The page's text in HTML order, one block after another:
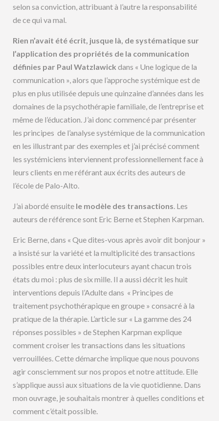
selon sa conviction, attribuant à l’autre la responsabilité
de ce qui va mal.
Rien n’avait été écrit, jusque là, de systématique sur
l’application des propriétés de la communication
définies par Paul Watzlawick dans « Une logique de la
communication », alors que l’approche systémique est de
plus en plus utilisée depuis une quinzaine d’années dans les
domaines de la psychothérapie familiale, de l’entreprise et
même de l’éducation. J’ai donc commencé par présenter
les principes de l’analyse systémique de la communication
en les illustrant par des exemples et j’ai précisé comment
les systémiciens interviennent professionnellement face à
leurs clients en me référant aux écrits des auteurs de
l’école de Palo-Alto.
J’ai abordé ensuite le modèle des transactions. Les
auteurs de référence sont Eric Berne et Stephen Karpman.
Eric Berne, dans « Que dites-vous après avoir dit bonjour »
a insisté sur la variété et la multiplicité des transactions
possibles entre deux interlocuteurs ayant chacun trois
états du moi : plus de six mille. Il a aussi décrit les huit
interventions depuis l’Adulte dans « Principes de
traitement psychothérapique en groupe » consacré à la
pratique de la thérapie. L’article sur « La gamme des 24
réponses possibles » de Stephen Karpman explique
comment croiser les transactions dans les situations
verrouillées. Cette démarche implique que nous pouvons
agir consciemment sur nos propos et notre attitude. Elle
s’applique aussi aux situations de la vie quotidienne. Dans
mon ouvrage, je souhaitais montrer à quelles conditions et
comment c’était possible.